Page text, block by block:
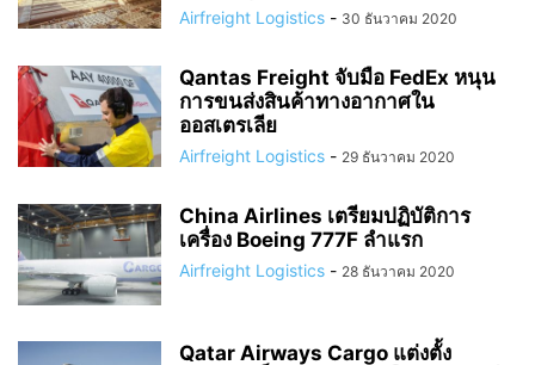
Airfreight Logistics - 30 ธันวาคม 2020
Qantas Freight จับมือ FedEx หนุน
การขนส่งสินค้าทางอากาศใน
ออสเตรเลีย
Airfreight Logistics - 29 ธันวาคม 2020
China Airlines เตรียมปฏิบัติการ
เครื่อง Boeing 777F ลำแรก
Airfreight Logistics - 28 ธันวาคม 2020
Qatar Airways Cargo แต่งตั้ง